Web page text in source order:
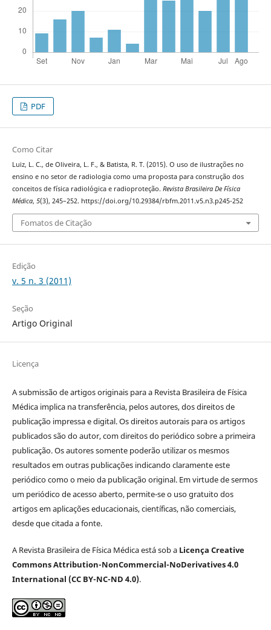
PDF
Como Citar
Luiz, L. C., de Oliveira, L. F., & Batista, R. T. (2015). O uso de ilustrações no
ensino e no setor de radiologia como uma proposta para construção dos
conceitos de física radiológica e radioproteção. Revista Brasileira De Física
Médica, 5(3), 245–252. https://doi.org/10.29384/rbfm.2011.v5.n3.p245-252
Fomatos de Citação
Edição
v. 5 n. 3 (2011)
Seção
Artigo Original
Licença
A submissão de artigos originais para a Revista Brasileira de Física
Médica implica na transferência, pelos autores, dos direitos de
publicação impressa e digital. Os direitos autorais para os artigos
publicados são do autor, com direitos do periódico sobre a primeira
publicação. Os autores somente poderão utilizar os mesmos
resultados em outras publicações indicando claramente este
periódico como o meio da publicação original. Em virtude de sermos
um periódico de acesso aberto, permite-se o uso gratuito dos
artigos em aplicações educacionais, científicas, não comerciais,
desde que citada a fonte.
A Revista Brasileira de Física Médica está sob a Licença Creative
Commons Attribution-NonCommercial-NoDerivatives 4.0
International (CC BY-NC-ND 4.0).